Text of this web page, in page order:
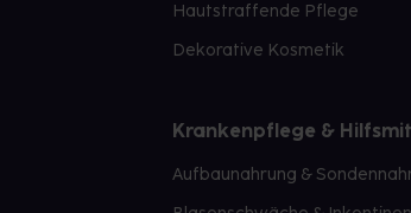
Hautstraffende Pflege
Dekorative Kosmetik
Krankenpflege &
Aufbaunahrung &